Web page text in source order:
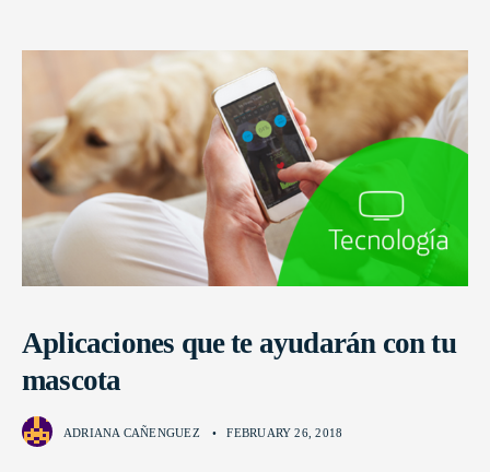
Aplicaciones que te ayudarán con tu
mascota
ADRIANA CAÑENGUEZ • FEBRUARY 26, 2018